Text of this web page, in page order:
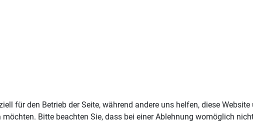
für den Betrieb der Seite, während andere uns helfen, diese
Bitte beachten Sie, dass bei einer Ablehnung womöglich